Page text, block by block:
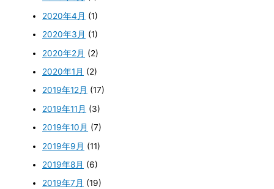
2020年4月 (1)
2020年3月 (1)
2020年2月 (2)
2020年1月 (2)
2019年12月 (17)
2019年11月 (3)
2019年10月 (7)
2019年9月 (11)
2019年8月 (6)
2019年7月 (19)